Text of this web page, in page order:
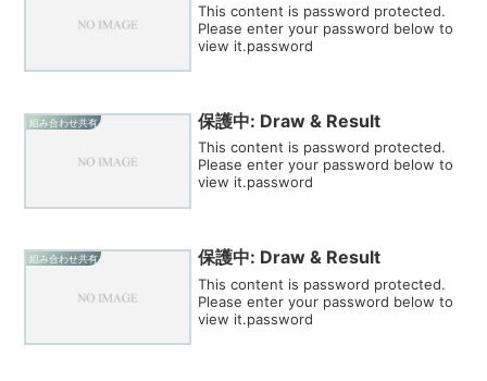
This content is password protected.
Please enter your password below to
view it.password
組み合わせ共有 保護中: Draw & Result
This content is password protected.
Please enter your password below to
view it.password
組み合わせ共有 保護中: Draw & Result
This content is password protected.
Please enter your password below to
view it.password